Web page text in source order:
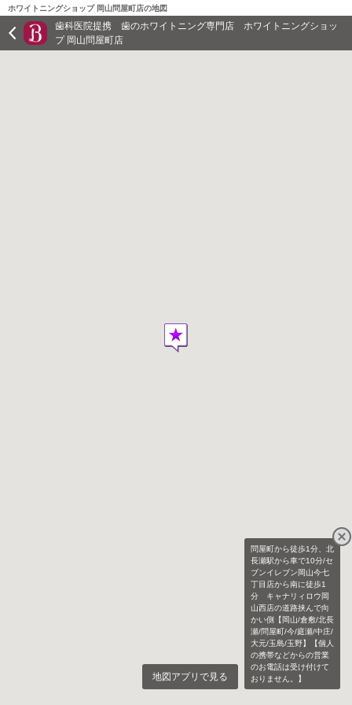
ホワイトニングショップ 岡山問屋町店の地図
歯科医院提携 歯のホワイトニング専門店 ホワイトニングショッ
プ 岡山問屋町店
問屋町から徒歩1分、北
長瀬駅から車で10分/セ
ブンイレブン岡山今七
丁目店から南に徒歩1
分 キャナリィロウ岡
山西店の道路挟んで向
かい側【岡山/倉敷/北長
瀬/問屋町/今/庭瀬/中庄/
大元/玉島/玉野】【個人
の携帯などからの営業
のお電話は受け付けて
おりません。】
地図アプリで見る